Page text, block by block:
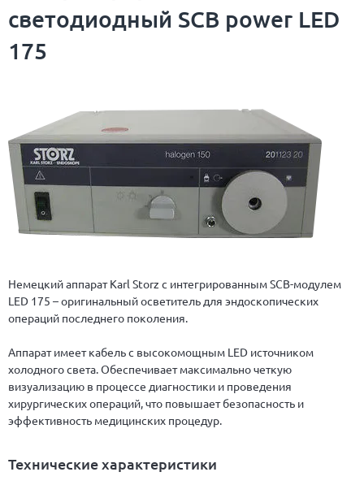
светодиодный SCB power LED
175
Немецкий аппарат Karl Storz с интегрированным SCB-модулем
LED 175 – оригинальный осветитель для эндоскопических
операций последнего поколения.
Аппарат имеет кабель с высокомощным LED источником
холодного света. Обеспечивает максимально четкую
визуализацию в процессе диагностики и проведения
хирургических операций, что повышает безопасность и
эффективность медицинских процедур.
Технические характеристики